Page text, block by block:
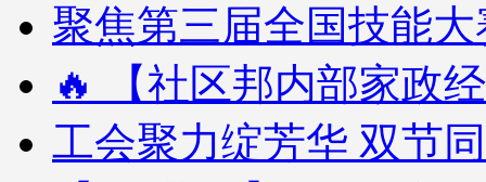
聚焦第三届全国技能
🔥 【社区邦内部家政
工会聚力绽芳华 双节